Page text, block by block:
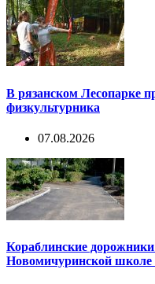
В рязанском Лесопарке
физкультурника
07.08.2026
Кораблинские
Новомичуринской